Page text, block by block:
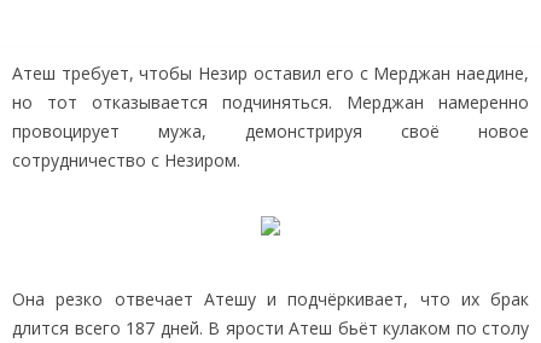
Атеш требует, чтобы Незир оставил его с Мерджан наедине,
но тот отказывается подчиняться. Мерджан намеренно
провоцирует мужа, демонстрируя своё новое
сотрудничество с Незиром.
Она резко отвечает Атешу и подчёркивает, что их брак
длится всего 187 дней. В ярости Атеш бьёт кулаком по столу